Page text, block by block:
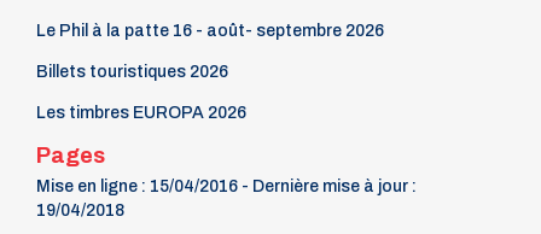
Le Phil à la patte 16 - août- septembre 2026
Billets touristiques 2026
Les timbres EUROPA 2026
Pages
Mise en ligne : 15/04/2016 - Dernière mise à jour :
19/04/2018